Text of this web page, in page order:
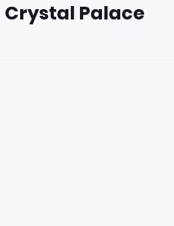
Palace